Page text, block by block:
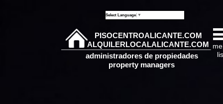
Select Language ▼
administradores de propiedades
property managers
PISOCENTROALICANTE.COM
ALQUILERLOCALALICANTE.COM